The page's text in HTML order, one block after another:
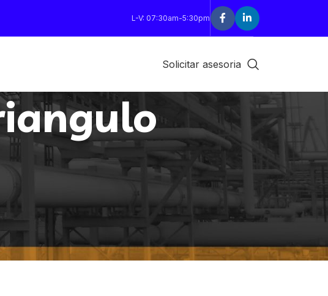
L-V: 07:30am-5:30pm
Solicitar asesoria
18